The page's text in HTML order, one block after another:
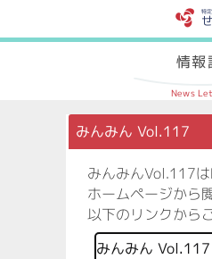
特
情報
News
みんみん Vol.117
みんみんVol.117
ホームページから
以下のリンクから
みんみん